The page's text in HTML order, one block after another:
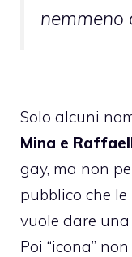
nemmeno
Solo alcuni
Mina e
gay, ma non
pubblico che le
vuole dare una
Poi “icona”